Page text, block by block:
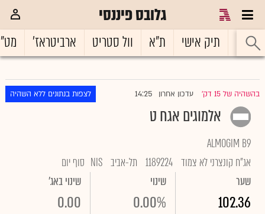
גלובס פיננסי
ראשי תיק אישי ת"א וול סטריט ארביטראז'
בהשהיה של 15 דק' עדכון אחרון 14:25 לצפות בנתונים ללא השהיה
אלמוגים אגח ט
ALMOGIM B9
אג"ח קונצרני לא צמוד 1189224 תל-אביב NIS סוף יום
שער
102.36
שינוי
0.00%
שינוי באג'
0.00